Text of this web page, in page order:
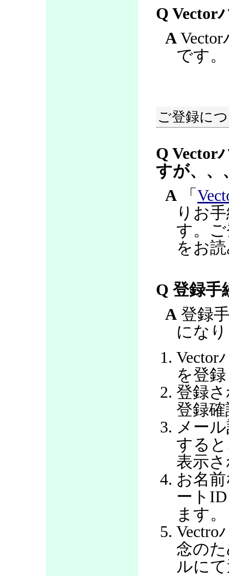
Q Vector
A
です。
ご登録に
Q Vector
すが、、
A 「
りお
す。
をお
Q 登録手
A 登録
にな
Vector
を登
登録
登録
メー
する
表示
お名
ート
ます。
Vectro
念の
ルに